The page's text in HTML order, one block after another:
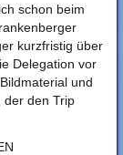
schon beim
kurzfristig über
Delegation vor
und
der den Trip